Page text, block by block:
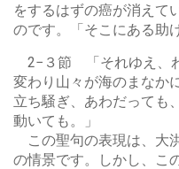
をするはずの癌が消えて
のです。「そこにある助
2−３節 「それゆえ、
変わり山々が海のまなか
立ち騒ぎ、あわだっても
動いても。」
この聖句の表現は、大
の情景です。しかし、こ